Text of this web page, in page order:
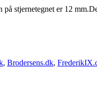
på stjernetegnet er 12
, Brodersens.dk,